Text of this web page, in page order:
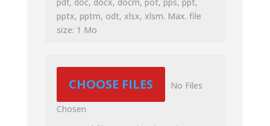
pptx, pptm, odt, xlsx, xlsm. Max. file
size: 1 Mo
CHOOSE FILES No Files
Chosen